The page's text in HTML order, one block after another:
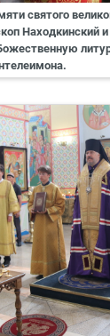
святого
Находкинский